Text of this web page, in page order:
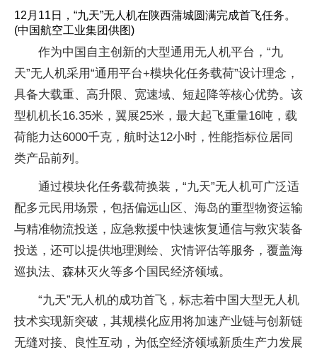
12月11日，“九天”无人机在陕西蒲城圆满完成首飞任务。
(中国航空工业集团供图)
作为中国自主创新的大型通用无人机平台，“九
天”无人机采用“通用平台+模块化任务载荷”设计理念，
具备大载重、高升限、宽速域、短起降等核心优势。该
型机机长16.35米，翼展25米，最大起飞重量16吨，载
荷能力达6000千克，航时达12小时，性能指标位居同
类产品前列。
通过模块化任务载荷换装，“九天”无人机可广泛适
配多元民用场景，包括偏远山区、海岛的重型物资运输
与精准物流投送，应急救援中快速恢复通信与救灾装备
投送，还可以提供地理测绘、灾情评估等服务，覆盖海
巡执法、森林灭火等多个国民经济领域。
“九天”无人机的成功首飞，标志着中国大型无人机
技术实现新突破，其规模化应用将加速产业链与创新链
无缝对接、良性互动，为低空经济领域新质生产力发展